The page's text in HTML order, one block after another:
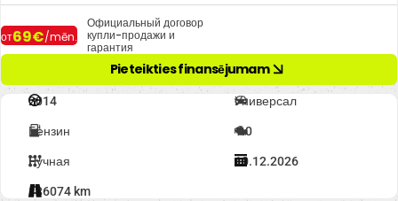
от69€/mēn.
Официальный договор
купли-продажи и
гарантия
Pieteikties finansējumam
2014 Универсал
Бензин 1.0
Ручная 10.12.2026
186074 km